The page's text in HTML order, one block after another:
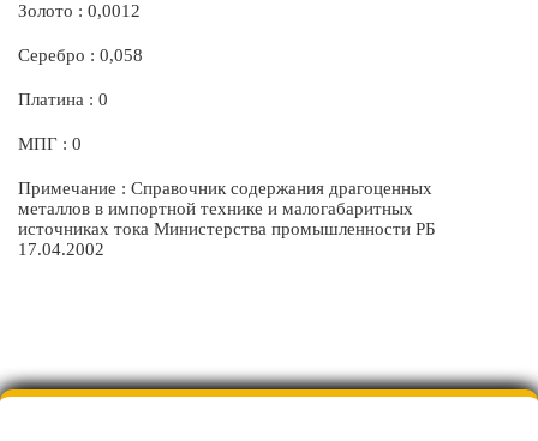
Золото : 0,0012
Серебро : 0,058
Платина : 0
МПГ : 0
Примечание : Справочник содержания драгоценных
металлов в импортной технике и малогабаритных
источниках тока Министерства промышленности РБ
17.04.2002